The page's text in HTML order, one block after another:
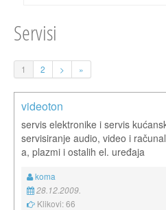
Servisi
1 2 > »
videoton
servis elektronike i servis
servisiranje audio, video i
a, plazmi i ostalih el. uređaja
koma
28.12.2009.
Klikovi: 66